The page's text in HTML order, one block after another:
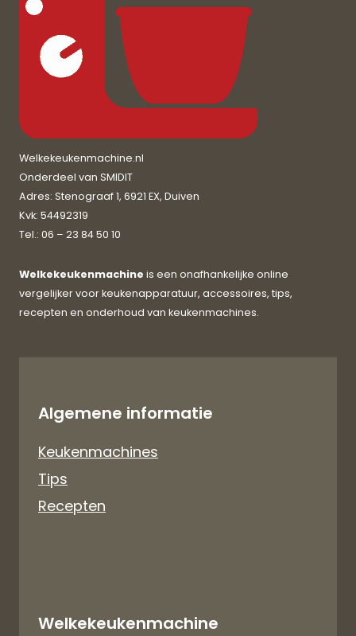
Welkekeukenmachine.nl
Onderdeel van SMIDIT
Adres: Stenograaf 1, 6921 EX, Duiven
Kvk: 54492319
Tel.: 06 – 23 84 50 10
Welkekeukenmachine is een onafhankelijke online
vergelijker voor keukenapparatuur, accessoires, tips,
recepten en onderhoud van keukenmachines.
Algemene informatie
Keukenmachines
Tips
Recepten
Welkekeukenmachine